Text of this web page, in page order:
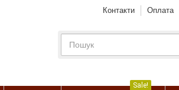
Контакти Оплата
Sale!